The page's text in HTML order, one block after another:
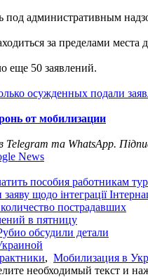
административным
за пределами
еще 50 заявлений.
осужденных подали
от мобилизации
Telegram та WhatsApp.
News
пособия работникам
щодо інтеграції
пострадавших
в пятницу
обсудили детали
, Мобилизация в
необходимый текст и